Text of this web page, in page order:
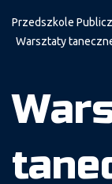
Przedszkole
Warsztaty